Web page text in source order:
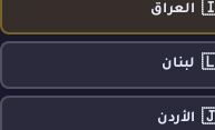
العراق
لبنان
الأردن